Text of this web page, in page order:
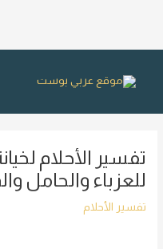
تفسير الأحلام
للعزباء والحامل
تفسير الأحلام